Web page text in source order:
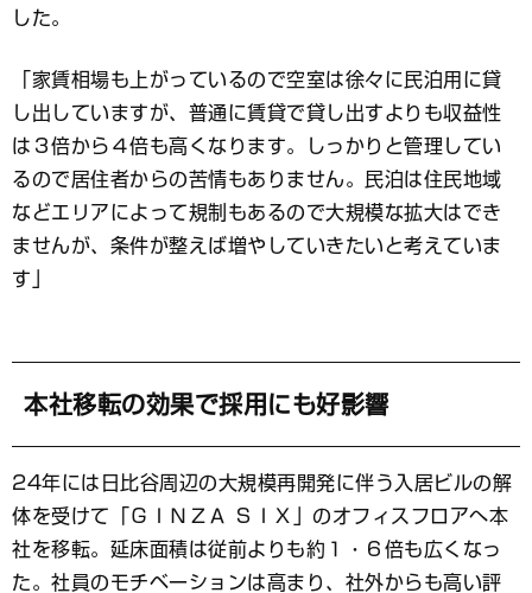
した。
「家賃相場も上がっているので空室は徐々に民泊用に貸
し出していますが、普通に賃貸で貸し出すよりも収益性
は３倍から４倍も高くなります。しっかりと管理してい
るので居住者からの苦情もありません。民泊は住民地域
などエリアによって規制もあるので大規模な拡大はでき
ませんが、条件が整えば増やしていきたいと考えていま
す」
本社移転の効果で採用にも好影響
24年には日比谷周辺の大規模再開発に伴う入居ビルの解
体を受けて「ＧＩＮＺＡ ＳＩＸ」のオフィスフロアへ本
社を移転。延床面積は従前よりも約１・６倍も広くなっ
た。社員のモチベーションは高まり、社外からも高い評